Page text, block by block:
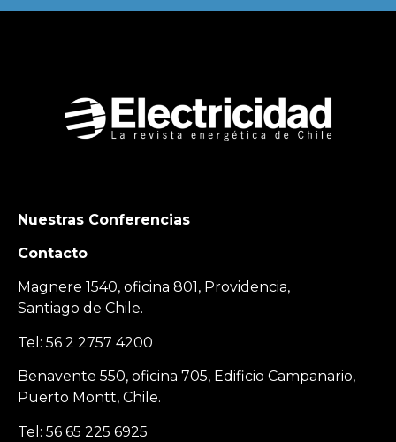
Nuestras Conferencias
Contacto
Magnere 1540, oficina 801, Providencia,
Santiago de Chile.
Tel: 56 2 2757 4200
Benavente 550, oficina 705, Edificio Campanario,
Puerto Montt, Chile.
Tel: 56 65 225 6925